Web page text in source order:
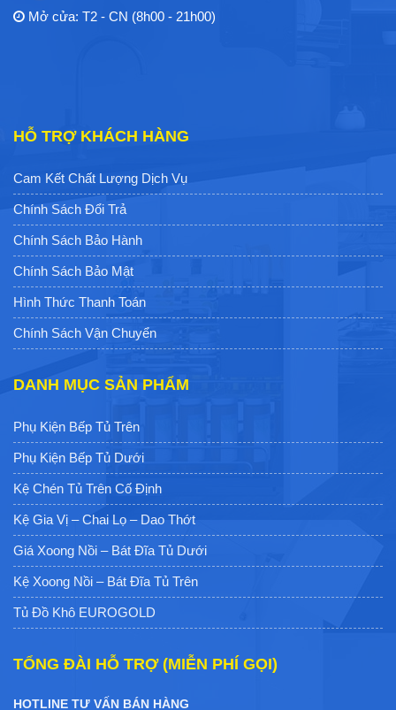
Mở cửa: T2 - CN (8h00 - 21h00)
HỖ TRỢ KHÁCH HÀNG
Cam Kết Chất Lượng Dịch Vụ
Chính Sách Đổi Trả
Chính Sách Bảo Hành
Chính Sách Bảo Mật
Hình Thức Thanh Toán
Chính Sách Vận Chuyển
DANH MỤC SẢN PHẨM
Phụ Kiện Bếp Tủ Trên
Phụ Kiện Bếp Tủ Dưới
Kệ Chén Tủ Trên Cố Định
Kệ Gia Vị – Chai Lọ – Dao Thớt
Giá Xoong Nồi – Bát Đĩa Tủ Dưới
Kệ Xoong Nồi – Bát Đĩa Tủ Trên
Tủ Đồ Khô EUROGOLD
TỔNG ĐÀI HỖ TRỢ (MIỄN PHÍ GỌI)
HOTLINE TƯ VẤN BÁN HÀNG